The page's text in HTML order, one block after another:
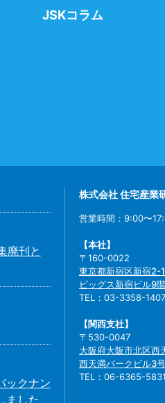
JSKコラム
廃刊と
ックナン
ました
株式会社 住宅産業
営業時間：9:00〜
【本社】
〒160-0022
東京都新宿区新宿2-
ビッグス新宿ビル9階
TEL：03-3358-
【関西支社】
〒530-0047
大阪府大阪市北区西
西天満パークビル3
TEL：06-6365-